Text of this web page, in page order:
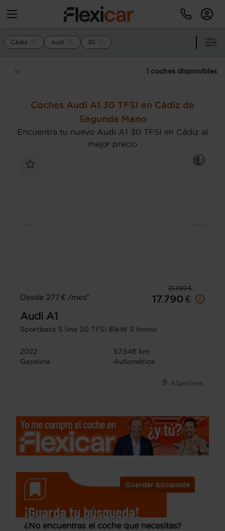
Cádiz Audi 30
1 coches disponibles
Coches Audi A1 30 TFSI en Cádiz de
Segunda Mano
Encuentra tu nuevo Audi A1 30 TFSI en Cádiz al
mejor precio
21.790 €
Desde 277 € /mes*
17.790 €
Audi A1
Sportback S line 30 TFSI 81kW S tronic
2022
57.548 km
Gasolina
Automática
Algeciras
Guardar búsqueda
¡Guarda tu búsqueda!
¿No encuentras el coche que necesitas?